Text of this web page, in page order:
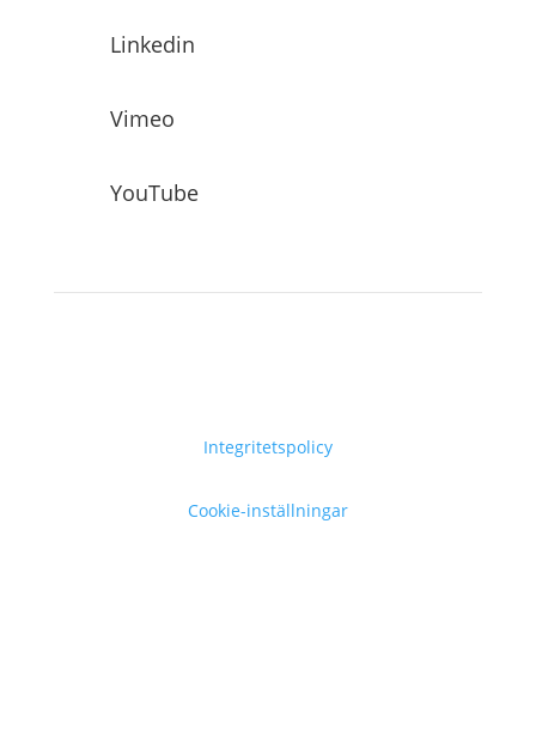
Linkedin
Vimeo
YouTube
Integritetspolicy
Cookie-inställningar